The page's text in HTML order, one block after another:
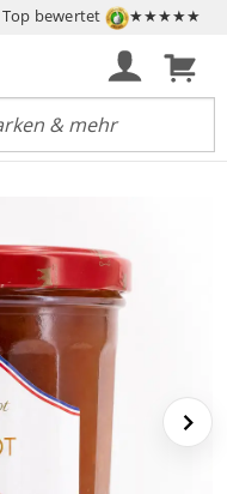
bewertet ★★★★★